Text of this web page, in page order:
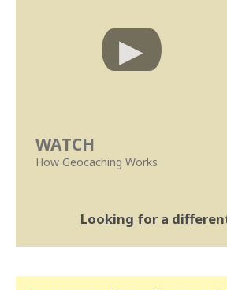
WATCH
How Geocaching Works
Looking for a